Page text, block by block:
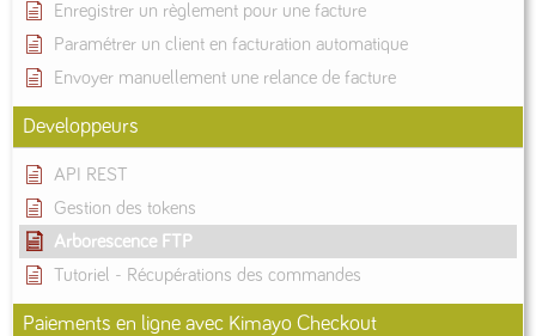
Enregistrer un règlement pour une facture
Paramétrer un client en facturation automatique
Envoyer manuellement une relance de facture
Developpeurs
API REST
Gestion des tokens
Arborescence FTP
Tutoriel - Récupérations des commandes
Paiements en ligne avec Kimayo Checkout